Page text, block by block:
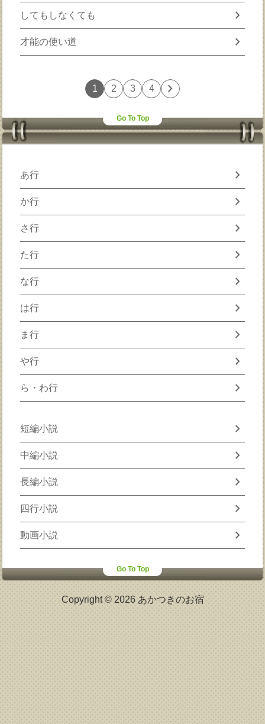
してもしなくても chevron_right
才能の使い道 chevron_right
1 2 3 4 chevron_right
Go To Top
あ行 chevron_right
か行 chevron_right
さ行 chevron_right
た行 chevron_right
な行 chevron_right
は行 chevron_right
ま行 chevron_right
や行 chevron_right
ら・わ行 chevron_right
短編小説 chevron_right
中編小説 chevron_right
長編小説 chevron_right
四行小説 chevron_right
動画小説 chevron_right
Go To Top
Copyright © 2026 あかつきのお宿